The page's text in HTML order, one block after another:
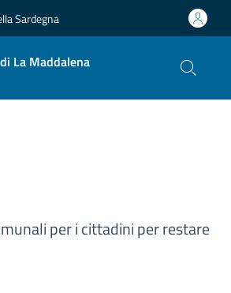
Sardegna
La Maddalena
per i cittadini per restare